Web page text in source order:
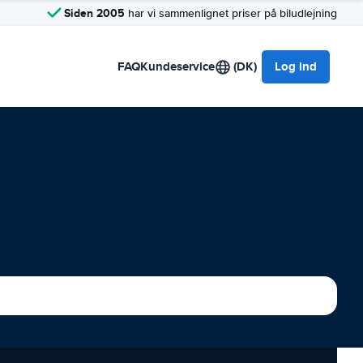
Siden 2005 har vi sammenlignet priser på biludlejning
FAQKundeservice (DK) Log ind